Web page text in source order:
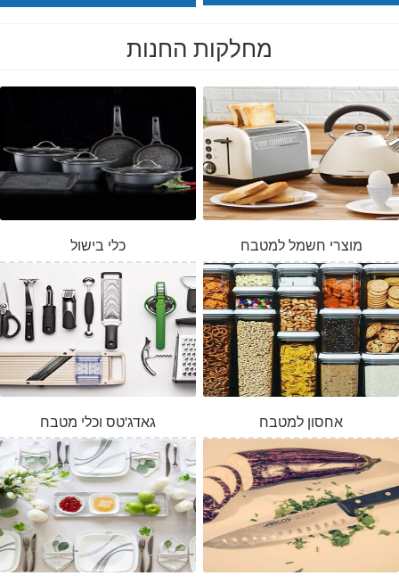
מחלקות החנות
כלי בישול מוצרי חשמל למטבח
גאדג'טס וכלי מטבח אחסון למטבח